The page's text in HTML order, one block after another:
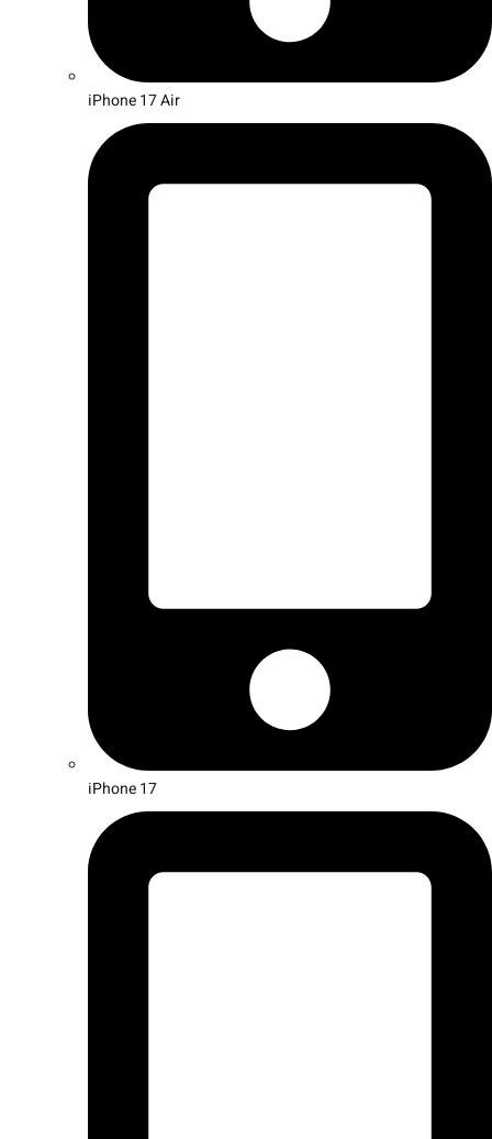
iPhone 17 Air
iPhone 17